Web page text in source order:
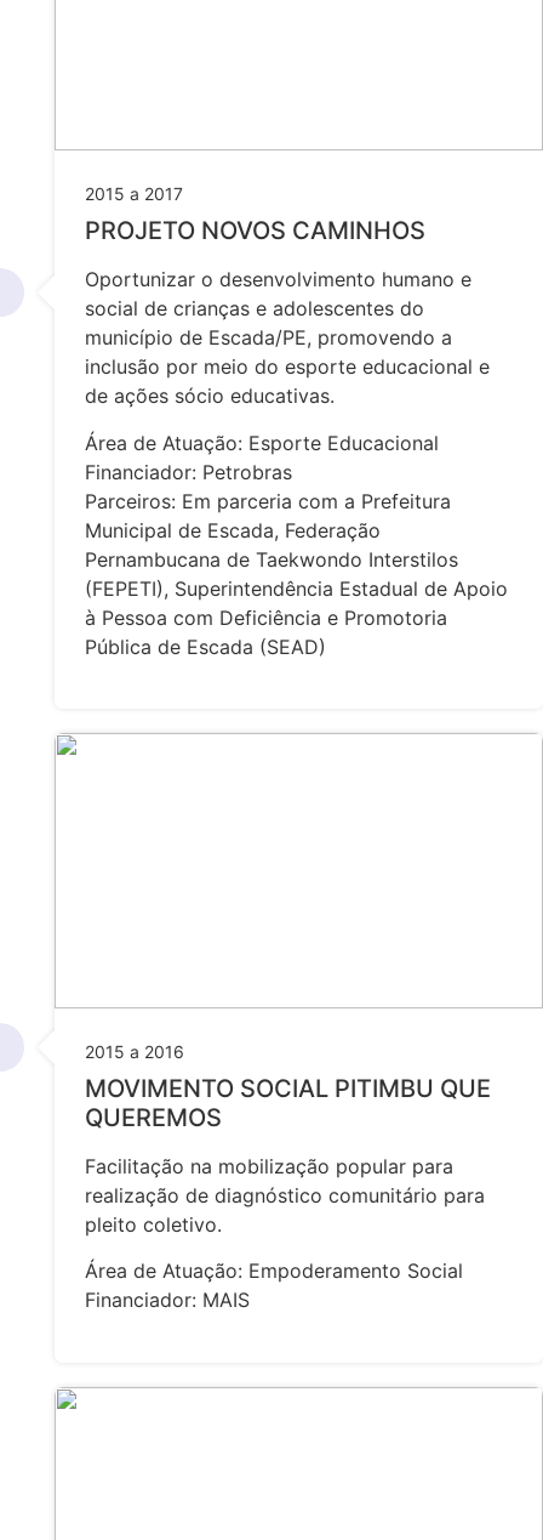
2015 a 2017
PROJETO NOVOS CAMINHOS
Oportunizar o desenvolvimento humano e
social de crianças e adolescentes do
município de Escada/PE, promovendo a
inclusão por meio do esporte educacional e
de ações sócio educativas.
Área de Atuação: Esporte Educacional
Financiador: Petrobras
Parceiros: Em parceria com a Prefeitura
Municipal de Escada, Federação
Pernambucana de Taekwondo Interstilos
(FEPETI), Superintendência Estadual de Apoio
à Pessoa com Deficiência e Promotoria
Pública de Escada (SEAD)
2015 a 2016
MOVIMENTO SOCIAL PITIMBU QUE
QUEREMOS
Facilitação na mobilização popular para
realização de diagnóstico comunitário para
pleito coletivo.
Área de Atuação: Empoderamento Social
Financiador: MAIS